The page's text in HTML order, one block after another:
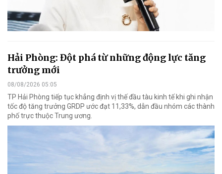
Hải Phòng: Đột phá từ những động lực tăng
trưởng mới
08/08/2026 05:05
TP Hải Phòng tiếp tục khẳng định vị thế đầu tàu kinh tế khi ghi nhận
tốc độ tăng trưởng GRDP ước đạt 11,33%, dẫn đầu nhóm các thành
phố trực thuộc Trung ương.